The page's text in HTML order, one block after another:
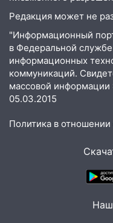
16:12
Едва не
Вешкайме
знакомым
больницей
16:06
18-
перевернулась
миллионов
На
летнего
Редакция может не
"Информационный
в Федеральной
информационных
коммуникаций.
массовой
05.03.2015
Политика в